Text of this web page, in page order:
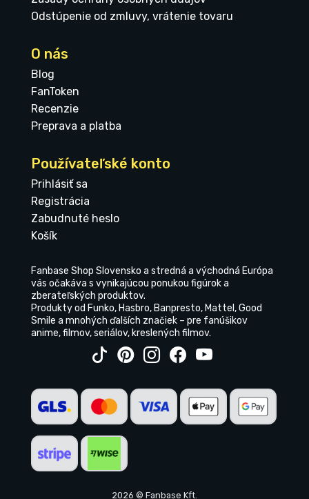
Odstúpenie od zmluvy, vrátenie tovaru
O nás
Blog
FanToken
Recenzie
Preprava a platba
Používateľské konto
Prihlásiť sa
Registrácia
Zabudnuté heslo
Košík
Fanbase Shop Slovensko a stredná a východná Európa
vás očakáva s vynikajúcou ponukou figúrok a
zberateľských produktov.
Produkty od Funko, Hasbro, Banpresto, Mattel, Good
Smile a mnohých ďalších značiek – pre fanúšikov
anime, filmov, seriálov, kreslených filmov.
2026 © Fanbase Kft.